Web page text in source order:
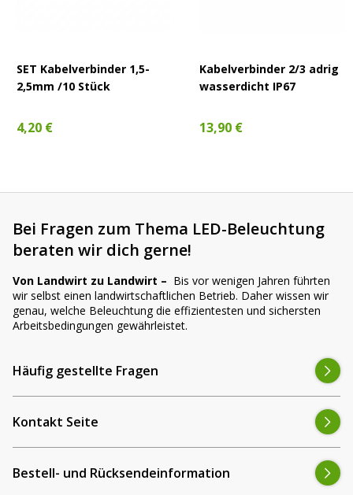
SET Kabelverbinder 1,5-
2,5mm /10 Stück
4,20 €
Kabelverbinder 2/3 adrig
wasserdicht IP67
13,90 €
Bei Fragen zum Thema LED-Beleuchtung
beraten wir dich gerne!
Von Landwirt zu Landwirt – Bis vor wenigen Jahren führten
wir selbst einen landwirtschaftlichen Betrieb. Daher wissen wir
genau, welche Beleuchtung die effizientesten und sichersten
Arbeitsbedingungen gewährleistet.
Häufig gestellte Fragen
Kontakt Seite
Bestell- und Rücksendeinformation